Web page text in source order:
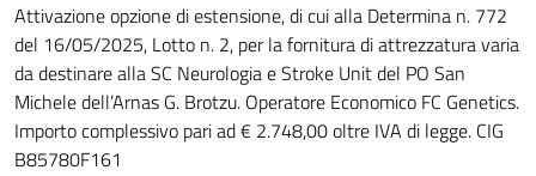
Attivazione opzione di estensione, di cui alla Determina n. 772
del 16/05/2025, Lotto n. 2, per la fornitura di attrezzatura varia
da destinare alla SC Neurologia e Stroke Unit del PO San
Michele dell’Arnas G. Brotzu. Operatore Economico FC Genetics.
Importo complessivo pari ad € 2.748,00 oltre IVA di legge. CIG
B85780F161